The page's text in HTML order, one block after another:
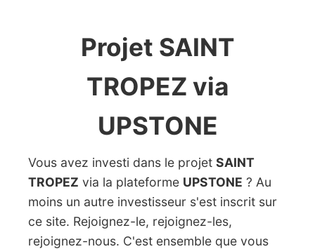
Projet SAINT
TROPEZ via
UPSTONE
Vous avez investi dans le projet SAINT
TROPEZ via la plateforme UPSTONE ? Au
moins un autre investisseur s'est inscrit sur
ce site. Rejoignez-le, rejoignez-les,
rejoignez-nous. C'est ensemble que vous